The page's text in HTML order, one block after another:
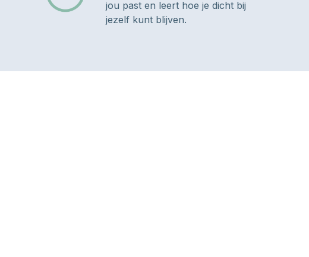
jou past en leert hoe je dicht bij
jezelf kunt blijven.